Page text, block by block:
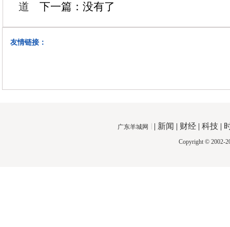
道
下一篇：没有了
友情链接：
广东羊城网 | 新闻 | 财经 | 科技 |
Copyright © 2002-